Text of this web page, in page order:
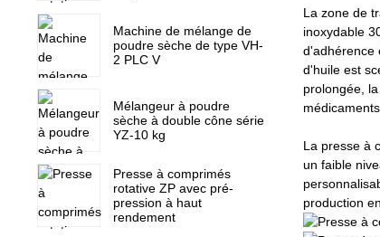
Machine de mélange de
poudre sèche de type VH-
2 PLC V
Mélangeur à poudre
sèche à double cône série
YZ-10 kg
Presse à comprimés
rotative ZP avec pré-
pression à haut
rendement
La zone de
inoxydable
d'adhérence
d'huile est
prolongée,
médicaments.
La presse à
un faible
production